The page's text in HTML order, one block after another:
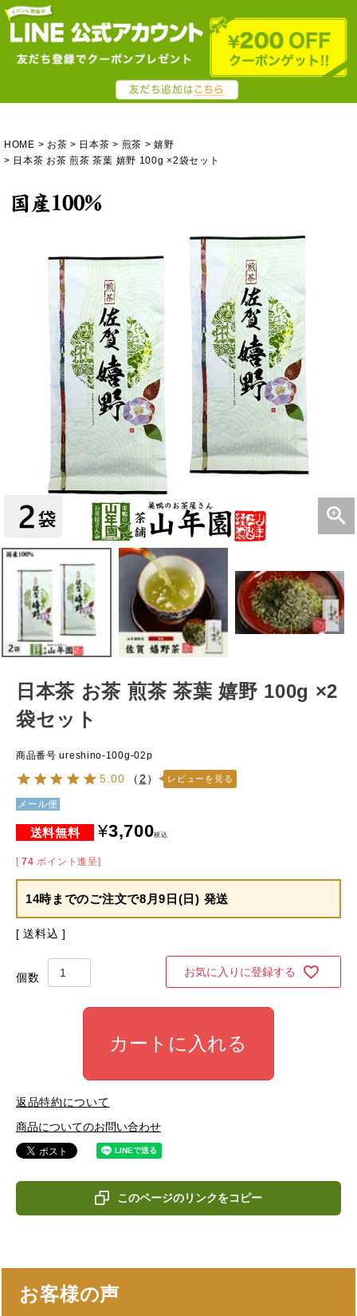
HOME お茶 日本茶 煎茶
嬉野
日本茶 お茶 煎茶 茶葉 嬉野 100g ×2袋セット
日本茶 お茶 煎茶 茶葉 嬉野 100g ×2
袋セット
商品番号 ureshino-100g-02p
5.00 （ 2 ） レビューを見る
メール便
¥3,700税込
[ 74 ポイント進呈]
14時までのご注文で8月9日(日) 発送
送料込
お気に入りに登録する
カートに入れる
返品特約について
商品についてのお問い合わせ
このページのリンクをコピー
お客様の声